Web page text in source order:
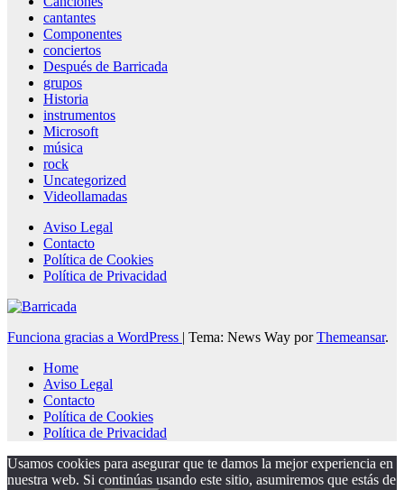
cantantes
Componentes
conciertos
Después de Barricada
grupos
Historia
instrumentos
Microsoft
música
rock
Uncategorized
Videollamadas
Aviso Legal
Contacto
Política de Cookies
Política de Privacidad
Funciona gracias a WordPress | Tema: News Way porThemeansar.
Home
Aviso Legal
Contacto
Política de Cookies
Política de Privacidad
Usamos cookies para asegurar que te damos la mejor experiencia en
nuestra web. Si continúas usando este sitio, asumiremos que estás de